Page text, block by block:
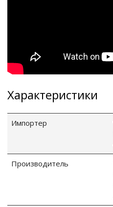
"Фалина"
Характеристики
Импортер
Производитель